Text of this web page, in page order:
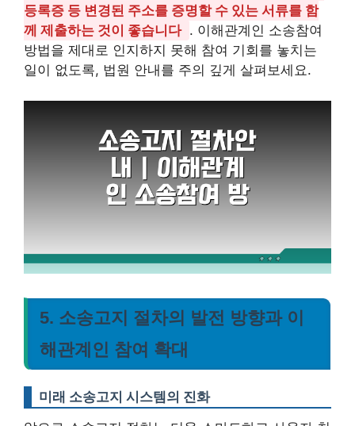
등록증 등 변경된 주소를 증명할 수 있는 서류를 함
께 제출하는 것이 좋습니다 . 이해관계인 소송참여
방법을 제대로 인지하지 못해 참여 기회를 놓치는
일이 없도록, 법원 안내를 주의 깊게 살펴보세요.
5. 소송고지 절차의 발전 방향과 이
해관계인 참여 확대
미래 소송고지 시스템의 진화